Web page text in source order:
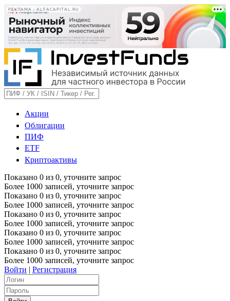
РЕКЛАМА • ALFACAPITAL.RU
Акции
Облигации
ПИФ
ETF
Криптоактивы
Показано 0 из 0, уточните запрос
Более 1000 записей, уточните запрос
Показано 0 из 0, уточните запрос
Более 1000 записей, уточните запрос
Показано 0 из 0, уточните запрос
Более 1000 записей, уточните запрос
Показано 0 из 0, уточните запрос
Более 1000 записей, уточните запрос
Показано 0 из 0, уточните запрос
Более 1000 записей, уточните запрос
Войти | Регистрация